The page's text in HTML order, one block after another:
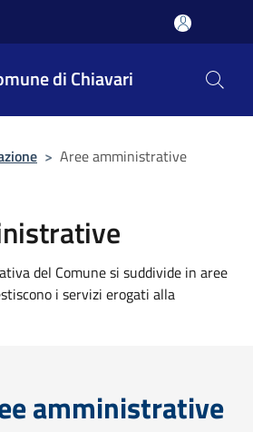
di Chiavari
> Aree amministrative
del Comune si suddivide in aree
i servizi erogati alla
amministrative